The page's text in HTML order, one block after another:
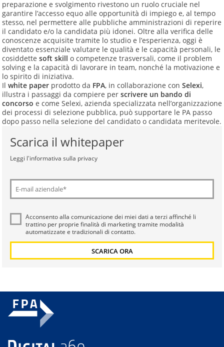
preparazione e svolgimento rivestono un ruolo cruciale nel
garantire l’accesso equo alle opportunità di impiego e, al tempo
stesso, nel permettere alle pubbliche amministrazioni di reperire
il candidato e/o la candidata più idonei. Oltre alla verifica delle
conoscenze acquisite tramite lo studio e l’esperienza, oggi è
diventato essenziale valutare le qualità e le capacità personali, le
cosiddette soft skill o competenze trasversali, come il problem
solving e la capacità di lavorare in team, nonché la motivazione e
lo spirito di iniziativa.
Il white paper prodotto da FPA, in collaborazione con Selexi,
illustra i passaggi da compiere per scrivere un bando di
concorso e come Selexi, azienda specializzata nell’organizzazione
dei processi di selezione pubblica, può supportare le PA passo
dopo passo nella selezione del candidato o candidata meritevole.
Scarica il whitepaper
Leggi l'informativa sulla privacy
Acconsento alla comunicazione dei miei dati a terzi affinché li
trattino per proprie finalità di marketing tramite modalità
automatizzate e tradizionali di contatto.